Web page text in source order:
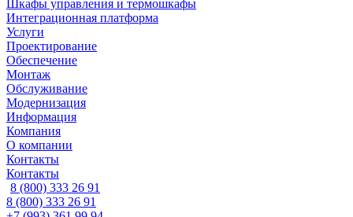
Шкафы управления и термошкафы
Интеграционная платформа
Услуги
Проектирование
Обеспечение
Монтаж
Обслуживание
Модернизация
Информация
Компания
О компании
Контакты
Контакты
8 (800) 333 26 91
8 (800) 333 26 91